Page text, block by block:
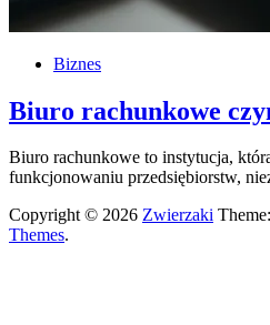
Biznes
Biuro rachunkowe
Biuro rachunkowe to instytucja,
funkcjonowaniu przedsiębiorstw,
Copyright © 2026 Zwierzaki
Themes.